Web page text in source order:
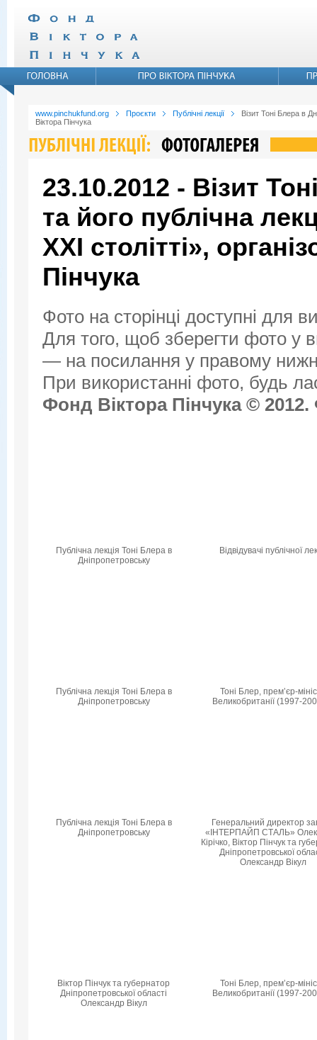
www.pinchukfund.org Проєкти Публічні лекції
Візит Тоні Блера в
Віктора Пінчука
23.10.2012 - Візит
та його публічна
XXI столітті»,
Пінчука
Фото на сторінці доступні для
Для того, щоб зберегти фото у
— на посилання у правому
При використанні фото, будь
Фонд Віктора Пінчука ©
Публічна лекція Тоні Блера в
Дніпропетровську
Відвідувачі публічної
Публічна лекція Тоні Блера в
Дніпропетровську
Тоні Блер, прем’єр-
Великобританії (1997-
Публічна лекція Тоні Блера в
Дніпропетровську
Генеральний директор
«ІНТЕРПАЙП СТАЛЬ»
Кірічко, Віктор Пінчук та
Дніпропетровської
Олександр Вікул
Віктор Пінчук та губернатор
Дніпропетровської області
Олександр Вікул
Тоні Блер, прем’єр-
Великобританії (1997-